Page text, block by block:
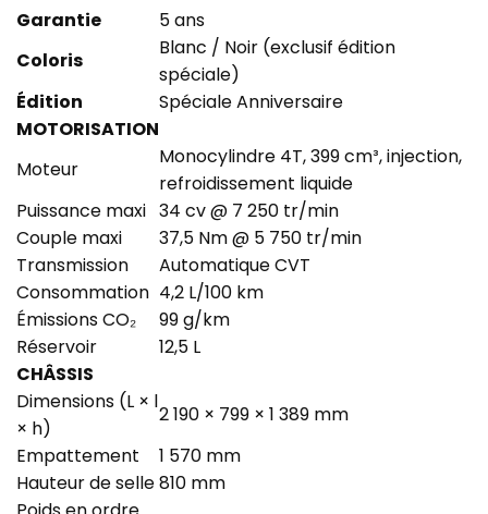
Garantie
5 ans
Coloris
Blanc / Noir (exclusif édition
spéciale)
Édition
Spéciale Anniversaire
MOTORISATION
Moteur
Monocylindre 4T, 399 cm³, injection,
refroidissement liquide
Puissance maxi 34 cv @ 7 250 tr/min
Couple maxi
37,5 Nm @ 5 750 tr/min
Transmission
Automatique CVT
Consommation 4,2 L/100 km
Émissions CO₂
99 g/km
Réservoir
12,5 L
CHÂSSIS
Dimensions (L × l
× h)
2 190 × 799 × 1 389 mm
Empattement
1 570 mm
Hauteur de selle810 mm